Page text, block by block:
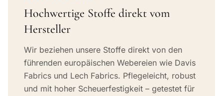
Hochwertige Stoffe direkt vom
Hersteller
Wir beziehen unsere Stoffe direkt von den
führenden europäischen Webereien wie Davis
Fabrics und Lech Fabrics. Pflegeleicht, robust
und mit hoher Scheuerfestigkeit – getestet für